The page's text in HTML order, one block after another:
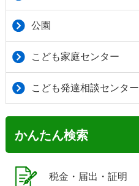
公園
こども家庭センター
こども発達相談センター
かんたん検索
税金・届出・証明